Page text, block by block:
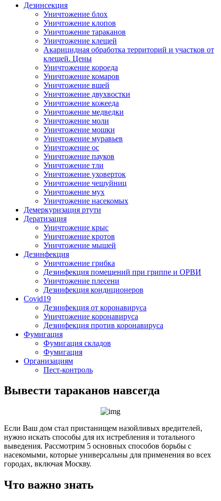
Дезинсекция
Уничтожение блох
Уничтожение клопов
Уничтожение тараканов
Уничтожение клещей
Акарицидная обработка территорий и участков от
клещей. Цены
Уничтожение короеда
Уничтожение комаров
Уничтожение вшей
Уничтожение двухвостки
Уничтожение кожееда
Уничтожение медведки
Уничтожение моли
Уничтожение мошки
Уничтожение муравьев
Уничтожение ос
Уничтожение пауков
Уничтожение тли
Уничтожение уховерток
Уничтожение чешуйниц
Уничтожение мух
Уничтожение насекомых
Демеркуризация ртути
Дератизация
Уничтожение крыс
Уничтожение кротов
Уничтожение мышей
Дезинфекция
Уничтожение грибка
Дезинфекция помещений при гриппе и ОРВИ
Уничтожение плесени
Дезинфекция кондиционеров
Covid19
Дезинфекция от коронавируса
Уничтожение коронавируса
Дезинфекция против коронавируса
Фумигация
Фумигация складов
Фумигация
Организациям
Пест-контроль
Вывести тараканов навсегда
Если Ваш дом стал пристанищем назойливых вредителей,
нужно искать способы для их истребления и тотального
выведения. Рассмотрим 5 основных способов борьбы с
насекомыми, которые универсальны для применения во всех
городах, включая Москву.
Что важно знать